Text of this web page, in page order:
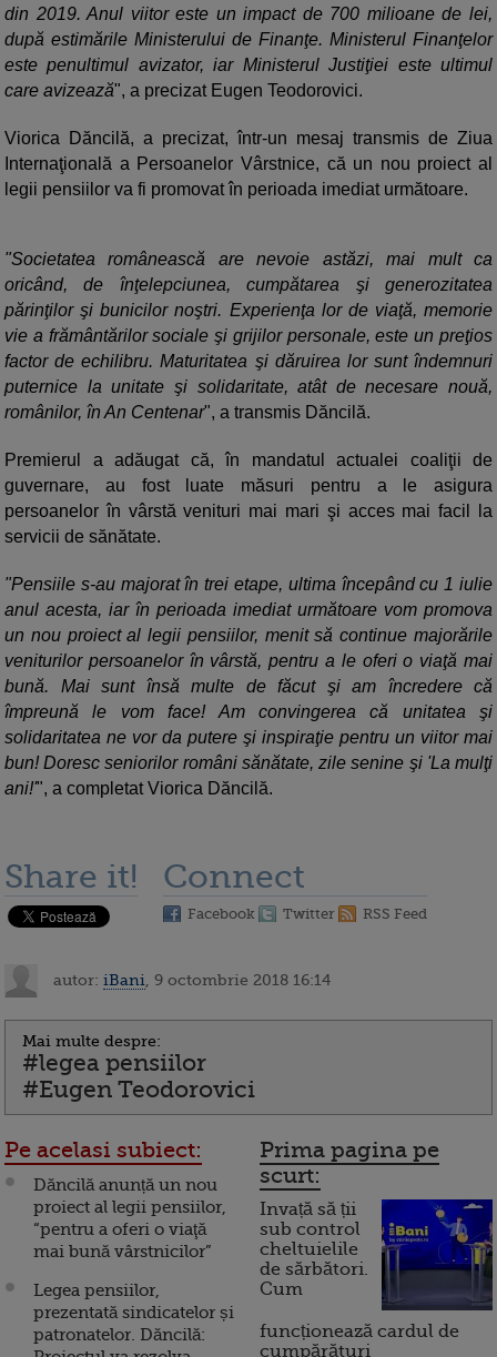
din 2019. Anul viitor este un impact de 700 milioane de lei,
după estimările Ministerului de Finanţe. Ministerul Finanţelor
este penultimul avizator, iar Ministerul Justiţiei este ultimul
care avizează", a precizat Eugen Teodorovici.
Viorica Dăncilă, a precizat, într-un mesaj transmis de Ziua
Internaţională a Persoanelor Vârstnice, că un nou proiect al
legii pensiilor va fi promovat în perioada imediat următoare.
"Societatea românească are nevoie astăzi, mai mult ca
oricând, de înţelepciunea, cumpătarea şi generozitatea
părinţilor şi bunicilor noştri. Experienţa lor de viaţă, memorie
vie a frământărilor sociale şi grijilor personale, este un preţios
factor de echilibru. Maturitatea şi dăruirea lor sunt îndemnuri
puternice la unitate şi solidaritate, atât de necesare nouă,
românilor, în An Centenar", a transmis Dăncilă.
Premierul a adăugat că, în mandatul actualei coaliţii de
guvernare, au fost luate măsuri pentru a le asigura
persoanelor în vârstă venituri mai mari şi acces mai facil la
servicii de sănătate.
"Pensiile s-au majorat în trei etape, ultima începând cu 1 iulie
anul acesta, iar în perioada imediat următoare vom promova
un nou proiect al legii pensiilor, menit să continue majorările
veniturilor persoanelor în vârstă, pentru a le oferi o viaţă mai
bună. Mai sunt însă multe de făcut şi am încredere că
împreună le vom face! Am convingerea că unitatea şi
solidaritatea ne vor da putere şi inspiraţie pentru un viitor mai
bun! Doresc seniorilor români sănătate, zile senine şi 'La mulţi
ani!'", a completat Viorica Dăncilă.
Share it! Connect
Facebook Twitter RSS Feed
autor: iBani , 9 octombrie 2018 16:14
Mai multe despre:
#legea pensiilor
#Eugen Teodorovici
Pe acelasi subiect:
Dăncilă anunță un nou
proiect al legii pensiilor,
“pentru a oferi o viaţă
mai bună vârstnicilor”
Legea pensiilor,
prezentată sindicatelor și
patronatelor. Dăncilă:
Prima pagina pe
scurt:
Invață să ții
sub control
cheltuielile
de sărbători.
Cum
funcționează cardul de
cumpărături